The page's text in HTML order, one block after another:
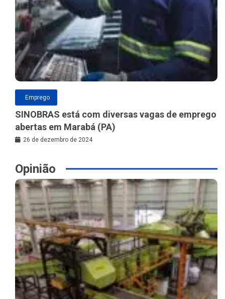
Emprego
SINOBRAS está com diversas vagas de emprego
abertas em Marabá (PA)
26 de dezembro de 2024
Opinião